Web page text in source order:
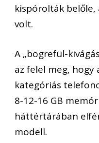
kispórolták belőle,
volt.
A „bögrefül-
az felel meg, hogy
kategóriás
8-12-16 GB
háttértárában
modell.